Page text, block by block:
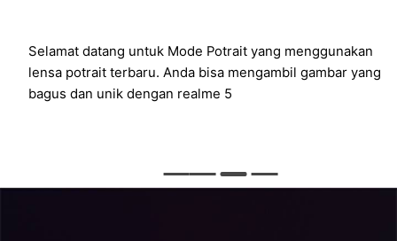
Selamat datang untuk Mode Potrait yang menggunakan
lensa potrait terbaru. Anda bisa mengambil gambar yang
bagus dan unik dengan realme 5